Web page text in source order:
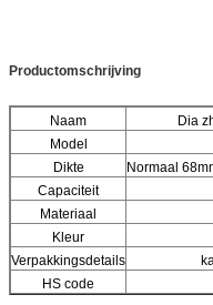
Productomschrijving
Naam
Dia
Model
Dikte
Normaal
Capaciteit
Materiaal
Kleur
Verpakkingsdetails
HS code